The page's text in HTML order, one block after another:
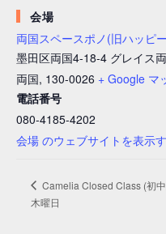
会場
両国スペースポノ(旧ハッピ
墨田区両国4-18-4 グレイス
両国, 130-0026 + Google マ
電話番号
080-4185-4202
会場 のウェブサイトを表示
Camelia Closed Class (初中
木曜日